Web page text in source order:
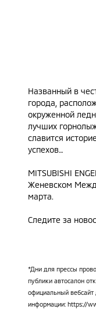
Названный в
города,
окруженной
лучших
славится
успехов…
MITSUBISHI
Женевском
марта.
Следите за
*Дни для прессы
публики автосалон
официальный вебсайт
информации: https://